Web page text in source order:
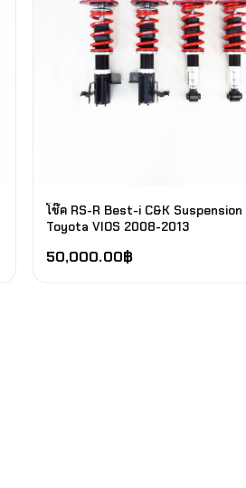
โช๊ค RS-R Best-i C&K Suspension
Toyota VIOS 2008-2013
50,000.00฿